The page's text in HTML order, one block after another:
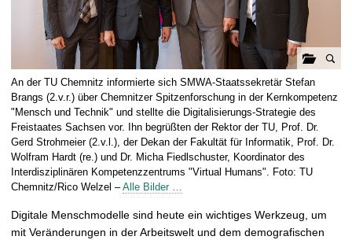
G
a
l
e
r
i
f
f
An der TU Chemnitz informierte sich SMWA-Staatssekretär Stefan
Brangs (2.v.r.) über Chemnitzer Spitzenforschung in der Kernkompetenz
"Mensch und Technik" und stellte die Digitalisierungs-Strategie des
Freistaates Sachsen vor. Ihn begrüßten der Rektor der TU, Prof. Dr.
Gerd Strohmeier (2.v.l.), der Dekan der Fakultät für Informatik, Prof. Dr.
Wolfram Hardt (re.) und Dr. Micha Fiedlschuster, Koordinator des
Interdisziplinären Kompetenzzentrums "Virtual Humans". Foto: TU
Chemnitz/Rico Welzel –Alle Bilder …
Digitale Menschmodelle sind heute ein wichtiges Werkzeug, um
mit Veränderungen in der Arbeitswelt und dem demografischen